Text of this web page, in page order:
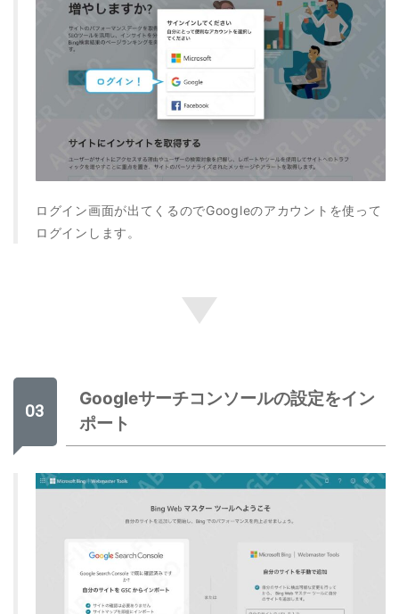
ログイン画面が出てくるのでGoogleのアカウントを使って
ログインします。
Googleサーチコンソールの設定をイン
ポート